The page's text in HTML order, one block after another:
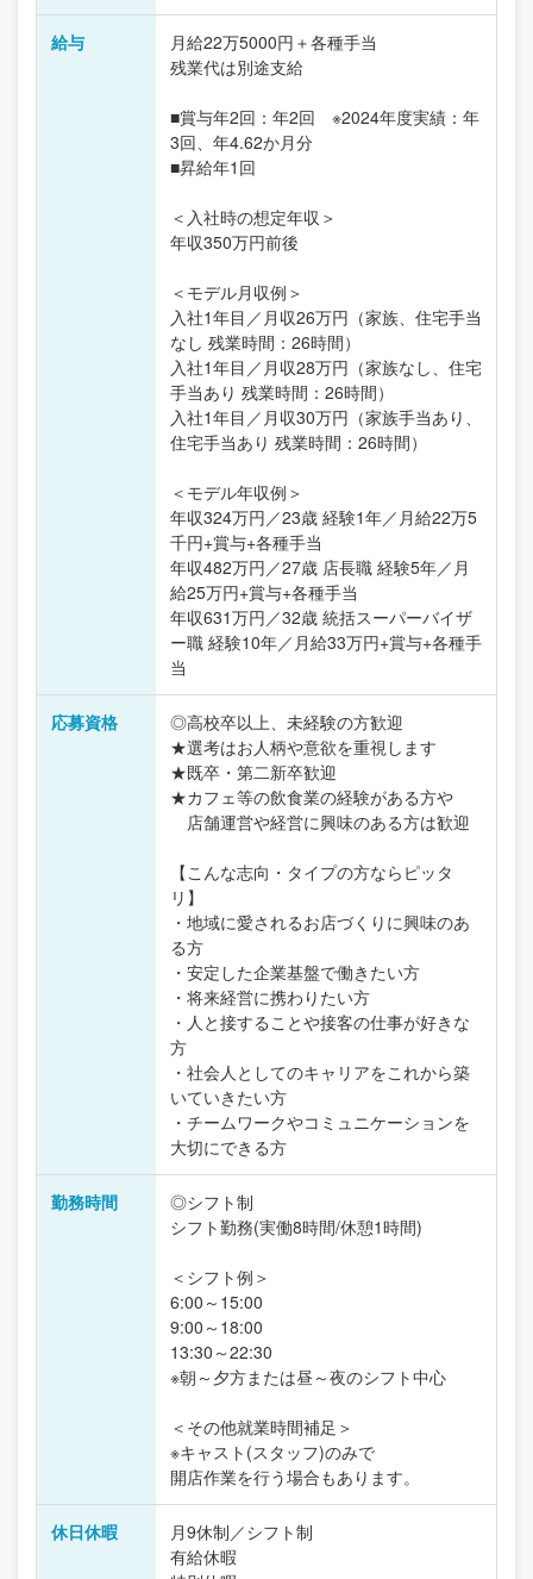
給与
月給22万5000円＋各種手当
残業代は別途支給
■賞与年2回：年2回 ※2024年度実績：年
3回、年4.62か月分
■昇給年1回
＜入社時の想定年収＞
年収350万円前後
＜モデル月収例＞
入社1年目／月収26万円（家族、住宅手当
なし 残業時間：26時間）
入社1年目／月収28万円（家族なし、住宅
手当あり 残業時間：26時間）
入社1年目／月収30万円（家族手当あり、
住宅手当あり 残業時間：26時間）
＜モデル年収例＞
年収324万円／23歳 経験1年／月給22万5
千円+賞与+各種手当
年収482万円／27歳 店長職 経験5年／月
給25万円+賞与+各種手当
年収631万円／32歳 統括スーパーバイザ
ー職 経験10年／月給33万円+賞与+各種手
当
応募資格
◎高校卒以上、未経験の方歓迎
★選考はお人柄や意欲を重視します
★既卒・第二新卒歓迎
★カフェ等の飲食業の経験がある方や
店舗運営や経営に興味のある方は歓迎
【こんな志向・タイプの方ならピッタ
リ】
・地域に愛されるお店づくりに興味のあ
る方
・安定した企業基盤で働きたい方
・将来経営に携わりたい方
・人と接することや接客の仕事が好きな
方
・社会人としてのキャリアをこれから築
いていきたい方
・チームワークやコミュニケーションを
大切にできる方
勤務時間
◎シフト制
シフト勤務(実働8時間/休憩1時間)
＜シフト例＞
6:00～15:00
9:00～18:00
13:30～22:30
※朝～夕方または昼～夜のシフト中心
＜その他就業時間補足＞
※キャスト(スタッフ)のみで
開店作業を行う場合もあります。
休日休暇
月9休制／シフト制
有給休暇